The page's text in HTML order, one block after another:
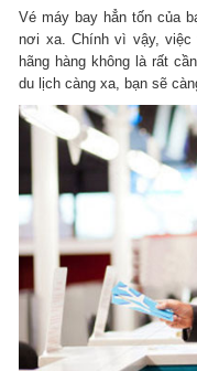
Vé máy bay hẳn tốn của
nơi xa. Chính vì vậy, việc
hãng hàng không là rất
du lịch càng xa, bạn sẽ